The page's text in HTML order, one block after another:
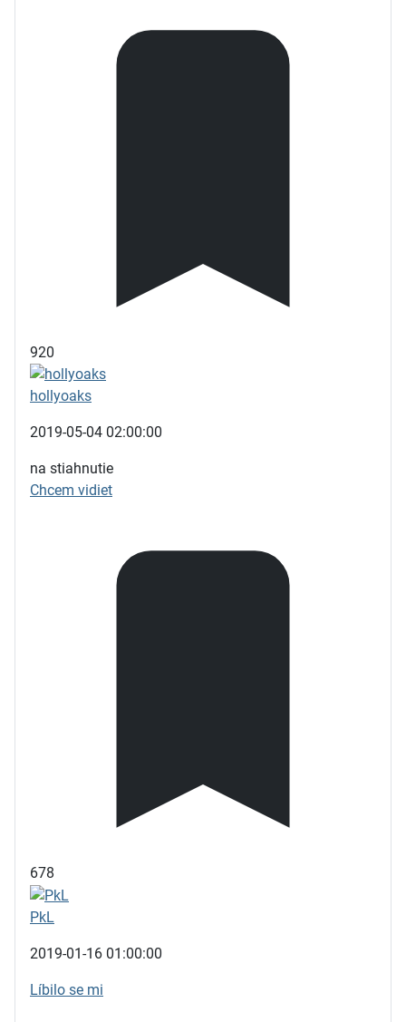
920
hollyoaks
2019-05-04 02:00:00
na stiahnutie
Chcem vidiet
678
PkL
2019-01-16 01:00:00
Líbilo se mi